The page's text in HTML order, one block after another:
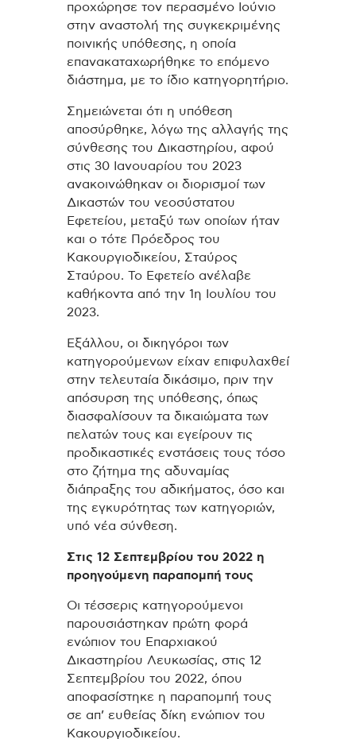
προχώρησε τον περασμένο Ιούνιο
στην αναστολή της συγκεκριμένης
ποινικής υπόθεσης, η οποία
επανακαταχωρήθηκε το επόμενο
διάστημα, με το ίδιο κατηγορητήριο.
Σημειώνεται ότι η υπόθεση
αποσύρθηκε, λόγω της αλλαγής της
σύνθεσης του Δικαστηρίου, αφού
στις 30 Ιανουαρίου του 2023
ανακοινώθηκαν οι διορισμοί των
Δικαστών του νεοσύστατου
Εφετείου, μεταξύ των οποίων ήταν
και ο τότε Πρόεδρος του
Κακουργιοδικείου, Σταύρος
Σταύρου. Το Εφετείο ανέλαβε
καθήκοντα από την 1η Ιουλίου του
2023.
Εξάλλου, οι δικηγόροι των
κατηγορούμενων είχαν επιφυλαχθεί
στην τελευταία δικάσιμο, πριν την
απόσυρση της υπόθεσης, όπως
διασφαλίσουν τα δικαιώματα των
πελατών τους και εγείρουν τις
προδικαστικές ενστάσεις τους τόσο
στο ζήτημα της αδυναμίας
διάπραξης του αδικήματος, όσο και
της εγκυρότητας των κατηγοριών,
υπό νέα σύνθεση.
Στις 12 Σεπτεμβρίου του 2022 η
προηγούμενη παραπομπή τους
Οι τέσσερις κατηγορούμενοι
παρουσιάστηκαν πρώτη φορά
ενώπιον του Επαρχιακού
Δικαστηρίου Λευκωσίας, στις 12
Σεπτεμβρίου του 2022, όπου
αποφασίστηκε η παραπομπή τους
σε απ’ ευθείας δίκη ενώπιον του
Κακουργιοδικείου.